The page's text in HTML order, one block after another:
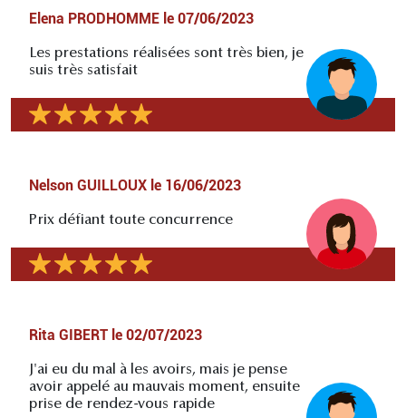
Elena PRODHOMME le 07/06/2023
Les prestations réalisées sont très bien, je
suis très satisfait
Nelson GUILLOUX le 16/06/2023
Prix défiant toute concurrence
Rita GIBERT le 02/07/2023
J'ai eu du mal à les avoirs, mais je pense
avoir appelé au mauvais moment, ensuite
prise de rendez-vous rapide